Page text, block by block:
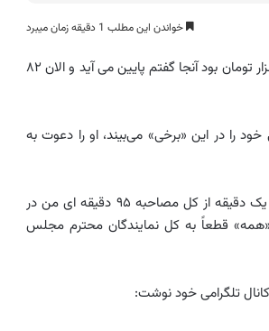
خواندن این مطلب 1 دقیقه زمان میبرد
وزیر سابق اقتصاد گفت: روز استیضاح من دلار ۹۲ هزار تومان بود آنجا گفتم پایین می آید و الان ۸۲
را در این «برخی» می‌بیند، او را دعوت به
عبدالناصر همتی وزیر سابق اقتصاد، نوشت: فارغ از مقدمه خبری رسانه ها از یک دقیقه از کل مصاحبه ۹۵ دقیقه ای من در
قطعاً به کل نمایندگان محترم مجلس
تلگرامی خود نوشت: